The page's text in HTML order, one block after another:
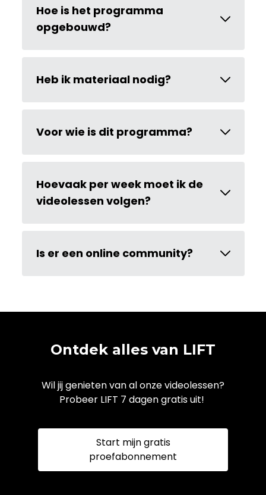
Hoe is het programma
opgebouwd?
Heb ik materiaal nodig?
Voor wie is dit programma?
Hoevaak per week moet ik de
videolessen volgen?
Is er een online community?
Ontdek alles van LIFT
Wil jij genieten van al onze videolessen?
Probeer LIFT 7 dagen gratis uit!
Start mijn gratis
proefabonnement